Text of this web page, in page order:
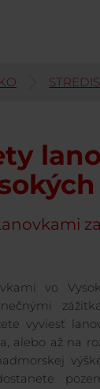
vo
vyviesť
alebo až na